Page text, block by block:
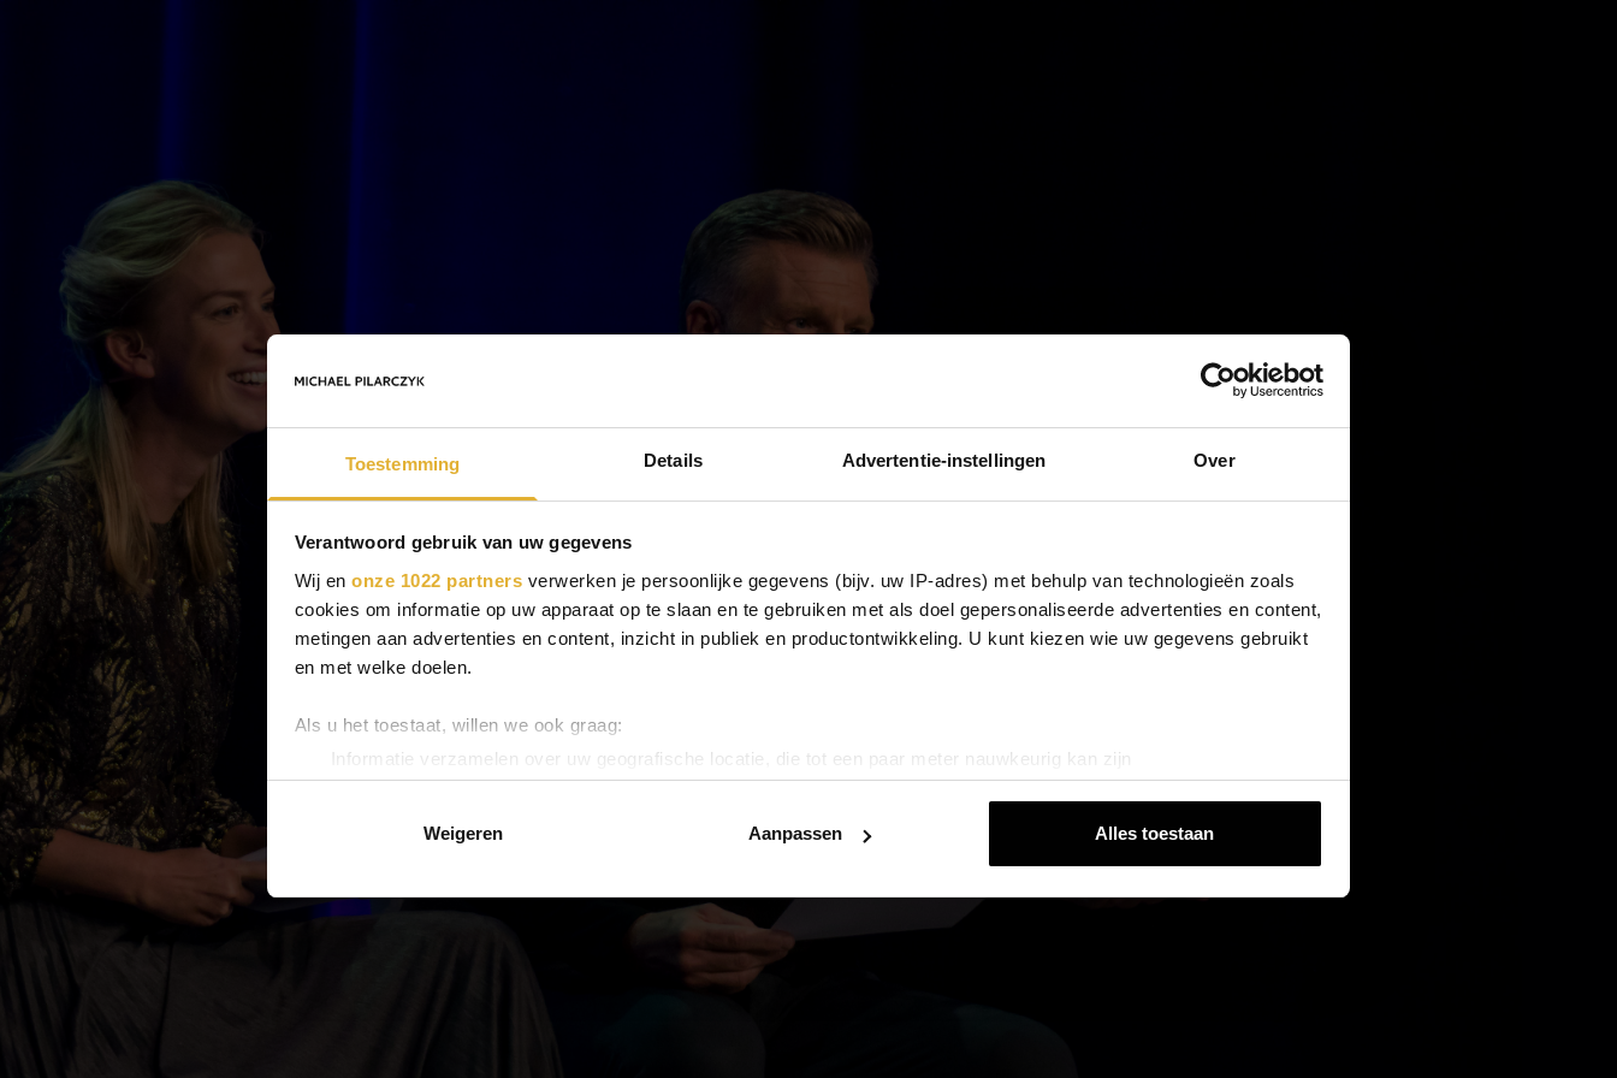
Toestemming Details Advertentie-instellingen Over
Verantwoord gebruik van uw gegevens
Wij en onze 1022 partners verwerken je persoonlijke gegevens (bijv. uw IP-adres) met behulp van technologieën zoals
cookies om informatie op uw apparaat op te slaan en te gebruiken met als doel gepersonaliseerde advertenties en content,
metingen aan advertenties en content, inzicht in publiek en productontwikkeling. U kunt kiezen wie uw gegevens gebruikt
en met welke doelen.
Als u het toestaat, willen we ook graag:
Informatie verzamelen over uw geografische locatie, die tot een paar meter nauwkeurig kan zijn
Uw apparaat identificeren door het actief te scannen op specifieke eigenschappen (fingerprinting)
toestemming op elk moment wijzigen of intrekken in de Cookieverklaring.
We gebruiken cookies om content en advertenties te personaliseren, om functies voor social media te bieden en om ons
websiteverkeer te analyseren. Ook delen we informatie over uw gebruik van onze site met onze partners voor social
media, adverteren en analyse. Deze partners kunnen deze gegevens combineren met andere informatie die u aan ze heeft
verstrekt of die ze hebben verzameld op basis van uw gebruik van hun services.
Weigeren Aanpassen Alles toestaan
Login Mastermind Academy
E-mailadres*